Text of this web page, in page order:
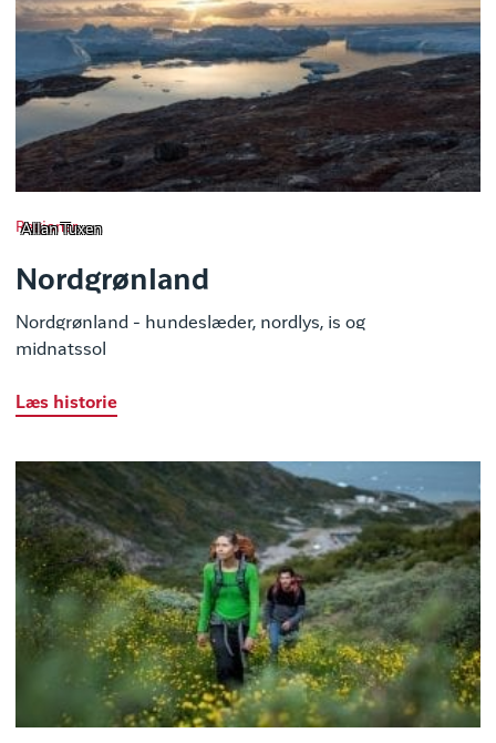
Allan Tuxen
Regioner
Nordgrønland
Nordgrønland - hundeslæder, nordlys, is og
midnatssol
Læs historie